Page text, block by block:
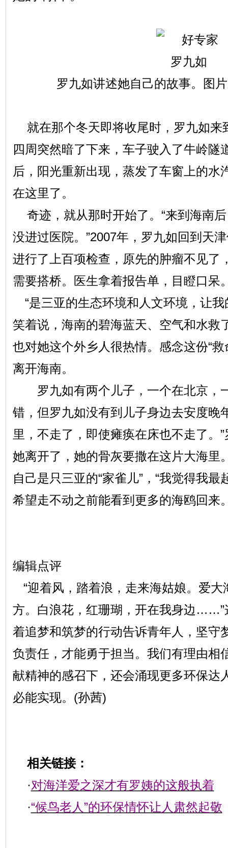
罗九如讲述她自己的故事。图
就在那个冬天即将收尾时，罗九如来
四周突然暗了下来，车子驶入了牛岭隧
后，阳光重新出现，蒸发了车窗上的水
在这里了。
奇迹，就从那时开始了。“来到海南
没进过医院。”2007年，罗九如回到天
进行了上百项检查，原先的肿瘤不见了
需要搭桥。医生拿着报告单，目瞪口呆
“是三亚的生态环境和人文环境，让我
笑着说，海南的碧海蓝天、空气和水救
也对她这个外乡人很热情。感念这份“
离开海南。
罗九如有两个儿子，一个在北京，
错，但罗九如没有到儿子身边去安度晚
里，不走了，即使瘫痪在床也不走了。
她离开了，她的骨灰要撒在这片大海里
自己是只三亚的“家雀儿”，“我觉得我
希望走不动之前能看到更多的海鸥回来
编辑点评
“迎着风，踏着浪，走来海姑娘。爱大
方。白浪花，红珊瑚，开在我身边……”
着追梦和筑梦的行动告诉青年人，坚守
负责任，才能勇于担当。我们有理由相
献精神的感召下，还会涌现更多环保达
必能实现。(孙茜)
相关链接：
·对海洋爱之深才有罗姨的这般执着
·“候鸟老人”的环保情怀让人肃然起敬